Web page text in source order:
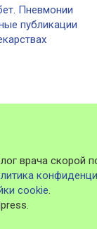
. Пневмонии
публикации
врача скорой
cookie.